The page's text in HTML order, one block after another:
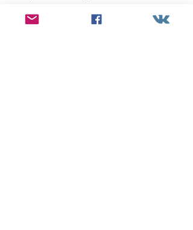
Выход электронного журнала